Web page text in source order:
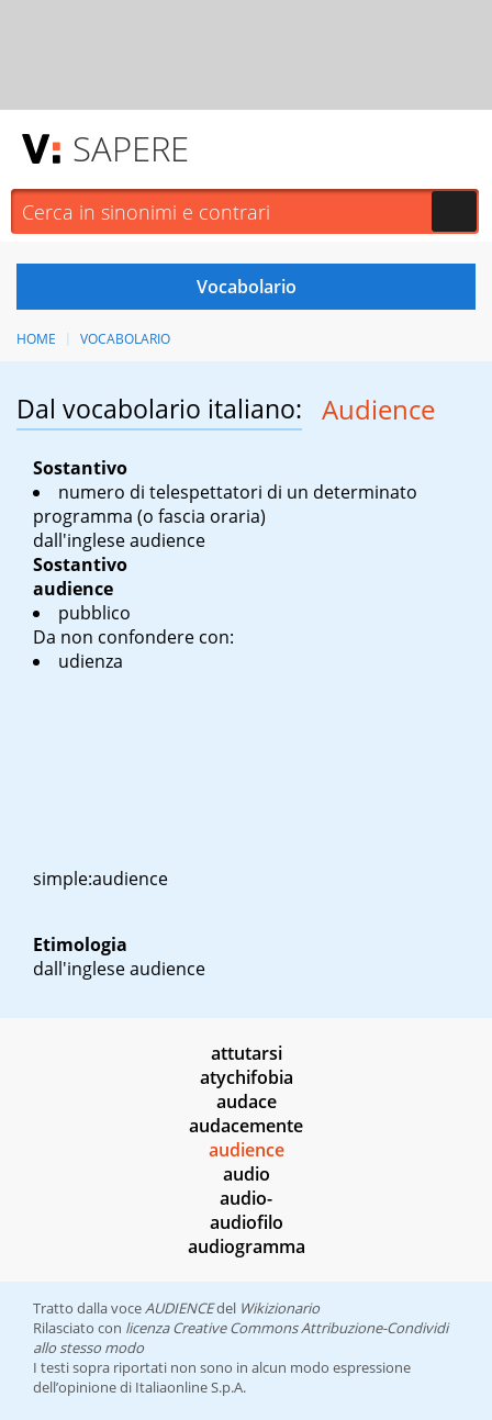
SAPERE
HOME VOCABOLARIO
Dal vocabolario italiano: Audience
Sostantivo
numero di telespettatori di un determinato
programma (o fascia oraria)
dall'inglese audience
Sostantivo
audience
pubblico
Da non confondere con:
udienza
simple:audience
Etimologia
dall'inglese audience
attutarsi
atychifobia
audace
audacemente
audience
audio
audio-
audiofilo
audiogramma
Tratto dalla voceAUDIENCEdel Wikizionario
Rilasciato con licenza Creative Commons Attribuzione-Condividi
allo stesso modo
I testi sopra riportati non sono in alcun modo espressione
dell’opinione di Italiaonline S.p.A.